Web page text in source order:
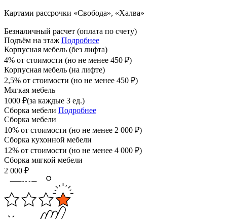
Картами рассрочки «Свобода», «Халва»
Безналичный расчет (оплата по счету)
Подъём на этаж Подробнее
Корпусная мебель (без лифта)
4% от стоимости (но не менее 450 ₽)
Корпусная мебель (на лифте)
2,5% от стоимости (но не менее 450 ₽)
Мягкая мебель
1000 ₽(за каждые 3 ед.)
Сборка мебели Подробнее
Сборка мебели
10% от стоимости (но не менее 2 000 ₽)
Сборка кухонной мебели
12% от стоимости (но не менее 4 000 ₽)
Сборка мягкой мебели
2 000 ₽